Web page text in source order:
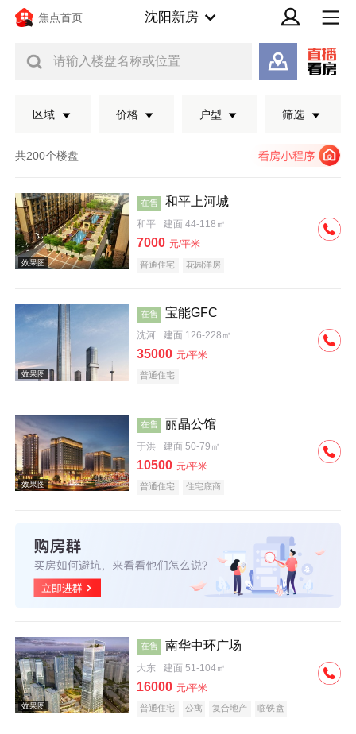
焦点首页 沈阳新房
请输入楼盘名称或位置
区域 价格 户型 筛选
共200个楼盘
效果图
在售 和平上河城
和平 建面 44-118㎡
7000 元/平米
普通住宅 花园洋房
效果图
在售 宝能GFC
沈河 建面 126-228㎡
35000 元/平米
普通住宅
效果图
在售 丽晶公馆
于洪 建面 50-79㎡
10500 元/平米
普通住宅 住宅底商
在售 南华中环广场
大东 建面 51-104㎡
16000 元/平米
普通住宅 公寓 复合地产 临铁盘